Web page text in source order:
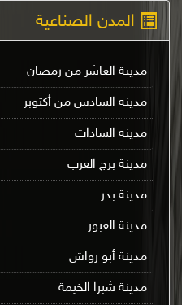
المدن الصناعية
مدينة العاشر من رمضان
مدينة السادس من أكتوبر
مدينة السادات
مدينة برج العرب
مدينة بدر
مدينة العبور
مدينة أبو رواش
مدينة شبرا الخيمة